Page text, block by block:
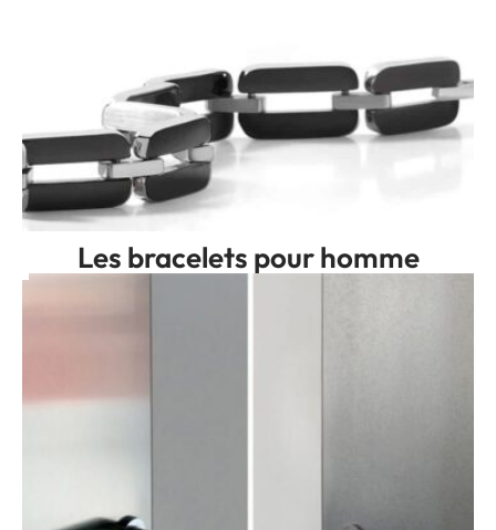
Les bracelets pour homme